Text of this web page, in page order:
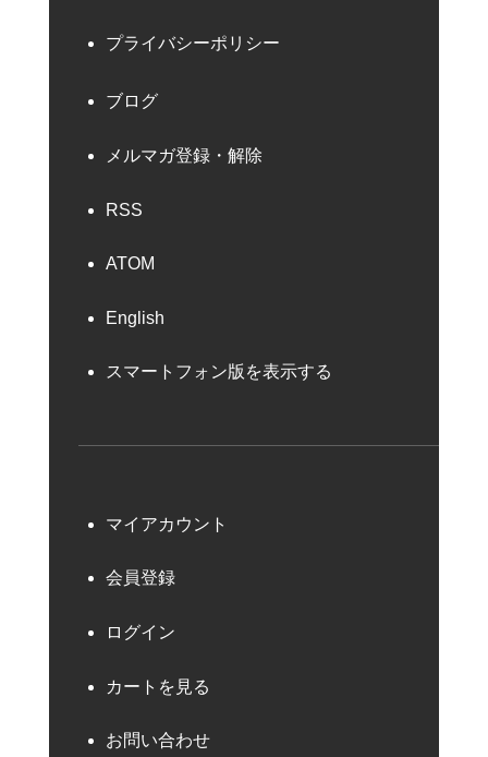
プライバシーポリシー
ブログ
メルマガ登録・解除
RSS
ATOM
English
スマートフォン版を表示する
マイアカウント
会員登録
ログイン
カートを見る
お問い合わせ